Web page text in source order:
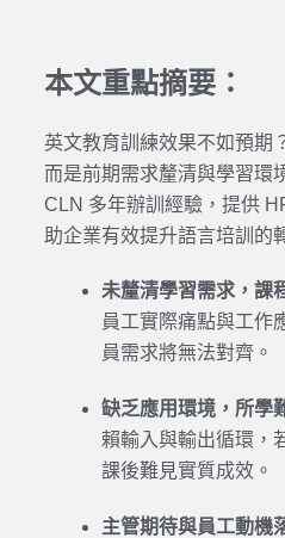
本文重點摘要：
英文教育訓練效果不如預期
而是前期需求釐清與學習環
CLN 多年辦訓經驗，提供
助企業有效提升語言培訓的
未釐清學習需求，課
員工實際痛點與工作
員需求將無法對齊。
缺乏應用環境，所學
賴輸入與輸出循環，
課後難見實質成效。
主管期待與員工動機